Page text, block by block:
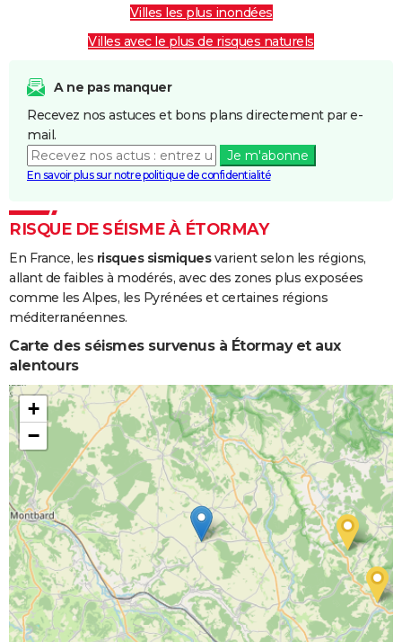
Villes les plus inondées
Villes avec le plus de risques naturels
A ne pas manquer
Recevez nos astuces et bons plans directement par e-
mail.
Je m'abonne
En savoir plus sur notre politique de confidentialité
RISQUE DE SÉISME À ÉTORMAY
En France, les risques sismiquesvarient selon les régions,
allant de faibles à modérés, avec des zones plus exposées
comme les Alpes, les Pyrénées et certaines régions
méditerranéennes.
Carte des séismes survenus à Étormay et aux
alentours
+
−